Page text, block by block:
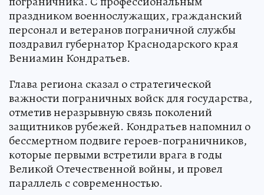
праздником военнослужащих, гражданский
персонал и ветеранов пограничной службы
поздравил губернатор Краснодарского края
Вениамин Кондратьев.
Глава региона сказал о стратегической
важности пограничных войск для государства,
отметив неразрывную связь поколений
защитников рубежей. Кондратьев напомнил о
бессмертном подвиге героев-пограничников,
которые первыми встретили врага в годы
Великой Отечественной войны, и провел
параллель с современностью.